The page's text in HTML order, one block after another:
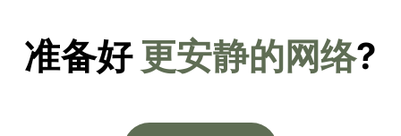
准备好 更安静的网络?